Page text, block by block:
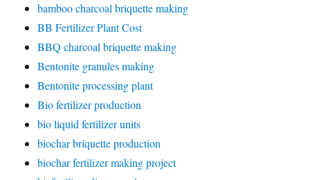
bamboo charcoal briquette making
BB Fertilizer Plant Cost
BBQ charcoal briquette making
Bentonite granules making
Bentonite processing plant
Bio fertilizer production
bio liquid fertilizer units
biochar briquette production
biochar fertilizer making project